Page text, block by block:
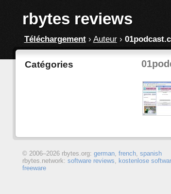
rbytes reviews
Téléchargement› Auteur›
Catégories
© 2006–2026 rbytes.org: german, french, spanish
rbytes.network: software reviews, kostenlose
freeware